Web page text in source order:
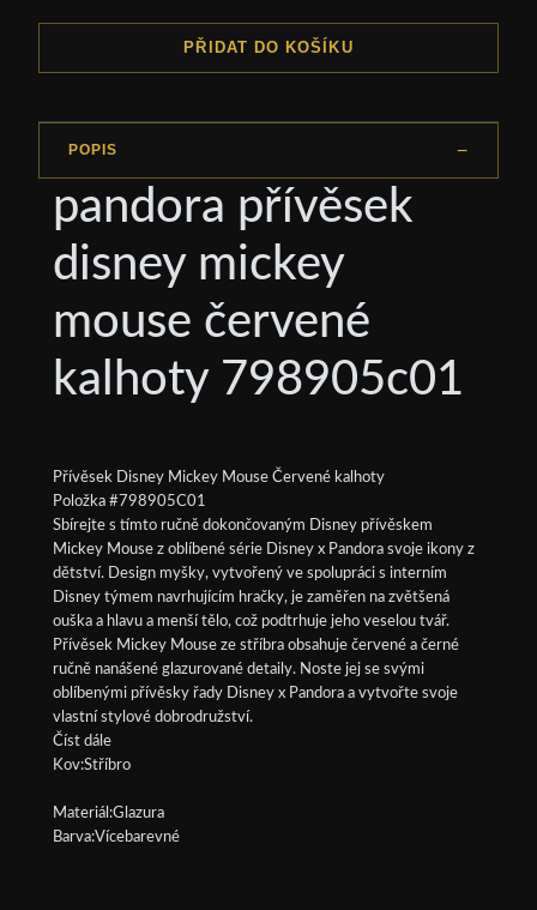
PŘIDAT DO KOŠÍKU
POPIS
pandora přívěsek
disney mickey
mouse červené
kalhoty 798905c01
Přívěsek Disney Mickey Mouse Červené kalhoty
Položka #798905C01
Sbírejte s tímto ručně dokončovaným Disney přívěskem
Mickey Mouse z oblíbené série Disney x Pandora svoje ikony z
dětství. Design myšky, vytvořený ve spolupráci s interním
Disney týmem navrhujícím hračky, je zaměřen na zvětšená
ouška a hlavu a menší tělo, což podtrhuje jeho veselou tvář.
Přívěsek Mickey Mouse ze stříbra obsahuje červené a černé
ručně nanášené glazurované detaily. Noste jej se svými
oblíbenými přívěsky řady Disney x Pandora a vytvořte svoje
vlastní stylové dobrodružství.
Číst dále
Kov:Stříbro
Materiál:Glazura
Barva:Vícebarevné